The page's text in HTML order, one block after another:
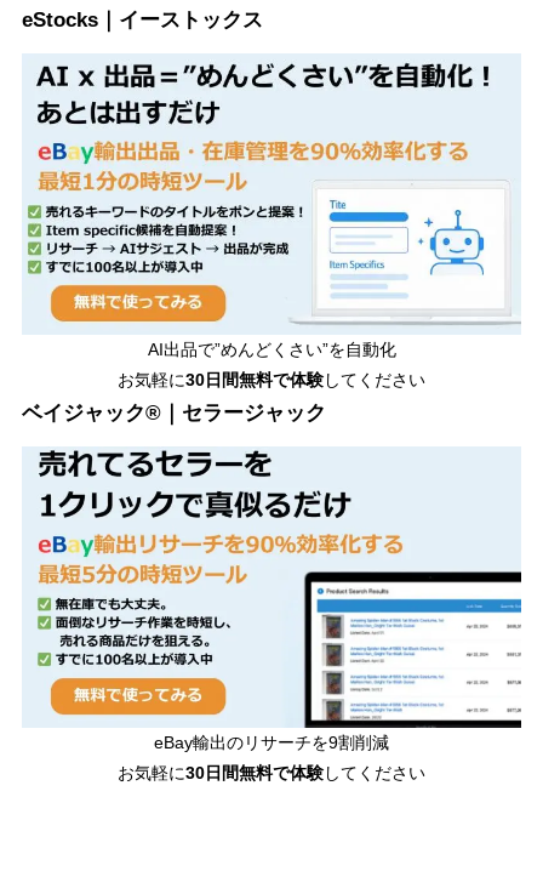
eStocks｜イーストックス
AI出品で”めんどくさい”を自動化
お気軽に30日間無料で体験してください
ベイジャック®｜セラージャック
eBay輸出のリサーチを9割削減
お気軽に30日間無料で体験してください